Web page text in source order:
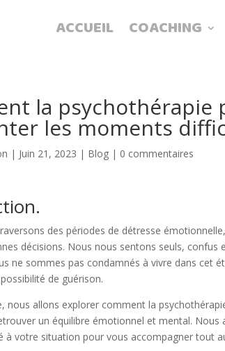
ACCUEIL COACHING
la psychothérapie
les moments
| Juin 21, 2023 | Blog | 0 commentaires
des périodes de détresse
décisions. Nous nous sentons seuls,
ne sommes pas condamnés à vivre dans cet
de guérison.
nous allons explorer comment la
un équilibre émotionnel et mental. Nous
à votre situation pour vous accompagner tout